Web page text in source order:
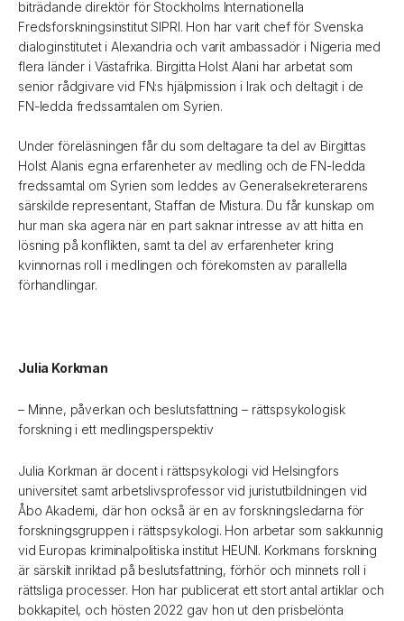
biträdande direktör för Stockholms Internationella
Fredsforskningsinstitut SIPRI. Hon har varit chef för Svenska
dialoginstitutet i Alexandria och varit ambassadör i Nigeria med
flera länder i Västafrika. Birgitta Holst Alani har arbetat som
senior rådgivare vid FN:s hjälpmission i Irak och deltagit i de
FN-ledda fredssamtalen om Syrien.
Under föreläsningen får du som deltagare ta del av Birgittas
Holst Alanis egna erfarenheter av medling och de FN-ledda
fredssamtal om Syrien som leddes av Generalsekreterarens
särskilde representant, Staffan de Mistura. Du får kunskap om
hur man ska agera när en part saknar intresse av att hitta en
lösning på konflikten, samt ta del av erfarenheter kring
kvinnornas roll i medlingen och förekomsten av parallella
förhandlingar.
Julia Korkman
– Minne, påverkan och beslutsfattning – rättspsykologisk
forskning i ett medlingsperspektiv
Julia Korkman är docent i rättspsykologi vid Helsingfors
universitet samt arbetslivsprofessor vid juristutbildningen vid
Åbo Akademi, där hon också är en av forskningsledarna för
forskningsgruppen i rättspsykologi. Hon arbetar som sakkunnig
vid Europas kriminalpolitiska institut HEUNI. Korkmans forskning
är särskilt inriktad på beslutsfattning, förhör och minnets roll i
rättsliga processer. Hon har publicerat ett stort antal artiklar och
bokkapitel, och hösten 2022 gav hon ut den prisbelönta